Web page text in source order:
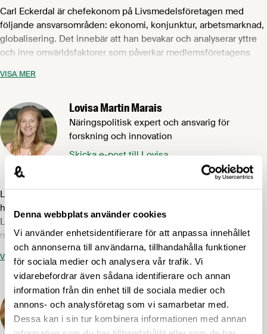
Denna webbplats använder cookies
Vi använder enhetsidentifierare för att anpassa innehållet
och annonserna till användarna, tillhandahålla funktioner
för sociala medier och analysera vår trafik. Vi
vidarebefordrar även sådana identifierare och annan
information från din enhet till de sociala medier och
annons- och analysföretag som vi samarbetar med.
Dessa kan i sin tur kombinera informationen med annan
till en av världens mest kreativa byråer under hans tid på
företaget. Jimmy har en examen från civilingenjörsprogrammet
System i teknik och samhälle samt en fil kand i
företagsekonomi.
Carl Eckerdal är chefekonom på Livsmedelsföretagen med
följande ansvarsområden: ekonomi, konjunktur, arbetsmarknad,
globalisering. Det innebär att han bevakar och analyserar yttre
och inre omvärldsfaktorer som påverkar medlemsföretagens
kvartalsvisa Konjunkturbrev och i olika sammanhang med fokus
internationell politisk ekonomi och har under 20 års tid arbetat i
olika roller med konsumtions- och konjunkturrelaterade frågor.
VISA MER
Lovisa Martin Marais
Näringspolitisk expert och ansvarig för
forskning och innovation
Skicka e-post till Lovisa
Lovisa är ansvarig för forskning och innovation samt mat och
hälsa (nutrition). Hon är sammankallande för
Livsmedelsföretagens FoU-referensgrupp och Nutritionsgrupp
med vilka hon driver frågor som finansiering av livsmedel,
bioekonomi och livsmedelsindustrins bidrag till goda matvanor.
Lovisa har en akademisk bakgrund som livsmedelsagronom och
civilingenjör inom bioteknik. Hon har lång erfarenhet från
livsmedelsindustrin och arbete med forskning och innovation
kopplat till mat och hälsa.
VISA MER
Rasmus Bäckström
Ansvarig exportfrågor
Skicka e-post till Rasmus